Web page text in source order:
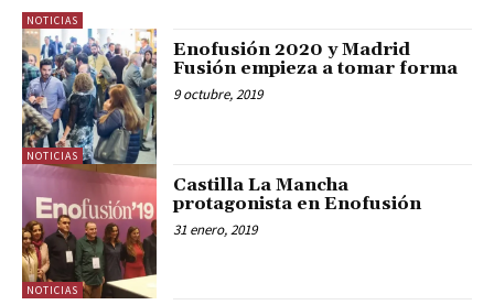
NOTICIAS
NOTICIAS
Enofusión 2020 y Madrid
Fusión empieza a tomar forma
9 octubre, 2019
NOTICIAS
Castilla La Mancha
protagonista en Enofusión
31 enero, 2019